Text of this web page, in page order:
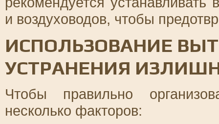
и воздуховодов, чтобы
ИСПОЛЬЗОВАНИЕ
УСТРАНЕНИЯ
Чтобы правильно
несколько факторов: